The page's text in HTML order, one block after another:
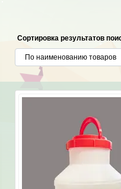
Сортировка результатов